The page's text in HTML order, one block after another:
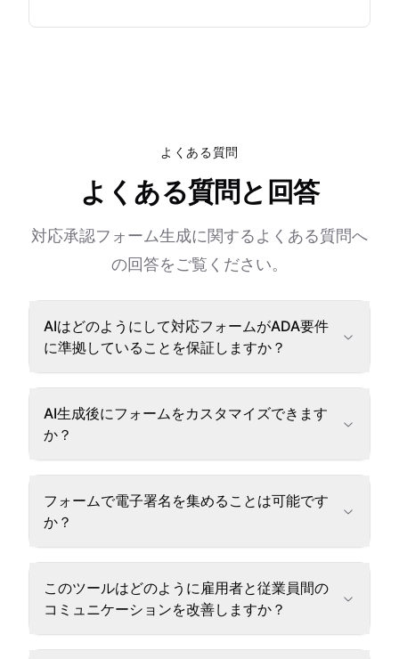
よくある質問
よくある質問と回答
対応承認フォーム生成に関するよくある質問へ
の回答をご覧ください。
AIはどのようにして対応フォームがADA要件
に準拠していることを保証しますか？
AI生成後にフォームをカスタマイズできます
か？
フォームで電子署名を集めることは可能です
か？
このツールはどのように雇用者と従業員間の
コミュニケーションを改善しますか？